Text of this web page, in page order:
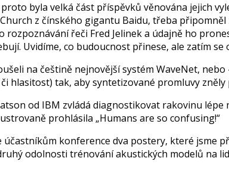
byla velká část příspěvků věnována jejich
z čínského gigantu Baidu, třeba
řeči Fred Jelinek a údajně ho
Uvidíme, co budoucnost přinese, ale zatím se
na češtině nejnovější systém WaveNet,
hlasitost) tak, aby syntetizované promluvy
od IBM zvládá diagnostikovat rakovinu
prohlásila „Humans are so confusing!“
konference dva postery, které jsme
odolnosti trénování akustických modelů na